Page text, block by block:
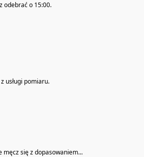
odebrać o 15:00.
usługi pomiaru.
męcz się z dopasowaniem...